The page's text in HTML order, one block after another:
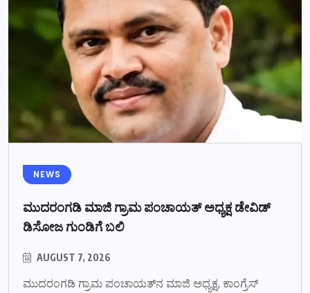
NEWS
ಮುದರಂಗಡಿ ಮಾಜಿ ಗ್ರಾಮ ಪಂಚಾಯತ್ ಅಧ್ಯಕ್ಷ ಡೇವಿಡ್
ಡಿಸೋಜ ಗುಂಡಿಗೆ ಬಲಿ
AUGUST 7, 2026
ಮುದರಂಗಡಿ ಗ್ರಾಮ ಪಂಚಾಯತ್‌ನ ಮಾಜಿ ಅಧ್ಯಕ್ಷ, ಕಾಂಗ್ರೆಸ್